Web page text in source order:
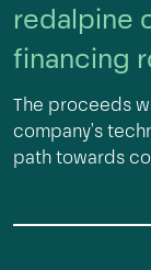
redalpine
financing
The proceeds
company's
path towards